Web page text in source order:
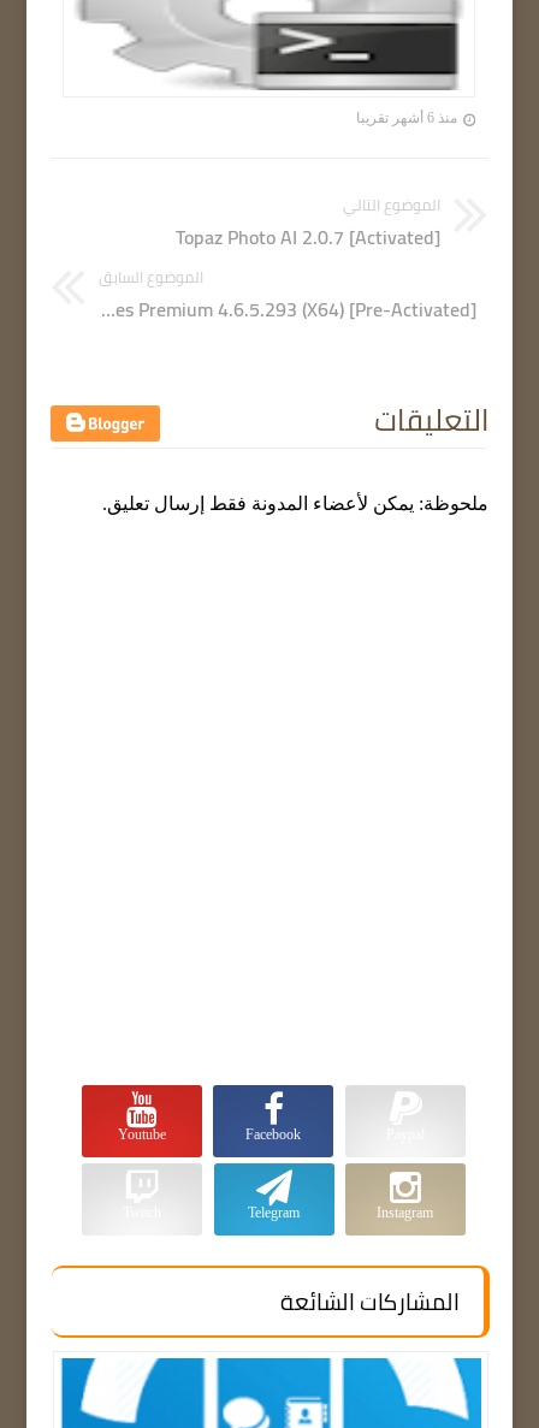
منذ 6 أشهر تقريبا
الموضوع التالي
Topaz Photo AI 2.0.7 [Activated]
الموضوع السابق
Malwarebytes Premium 4.6.5.293 (X64) [Pre-Activated]
التعليقات
ملحوظة: يمكن لأعضاء المدونة فقط إرسال تعليق.
Facebook
Youtube
Instagram
Telegram
المشاركات الشائعة